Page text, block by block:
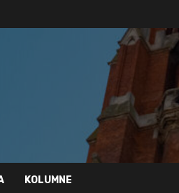
KOLUMNE